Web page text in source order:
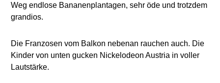
Weg endlose Bananenplantagen, sehr öde und trotzdem
grandios.
Die Franzosen vom Balkon nebenan rauchen auch. Die
Kinder von unten gucken Nickelodeon Austria in voller
Lautstärke.